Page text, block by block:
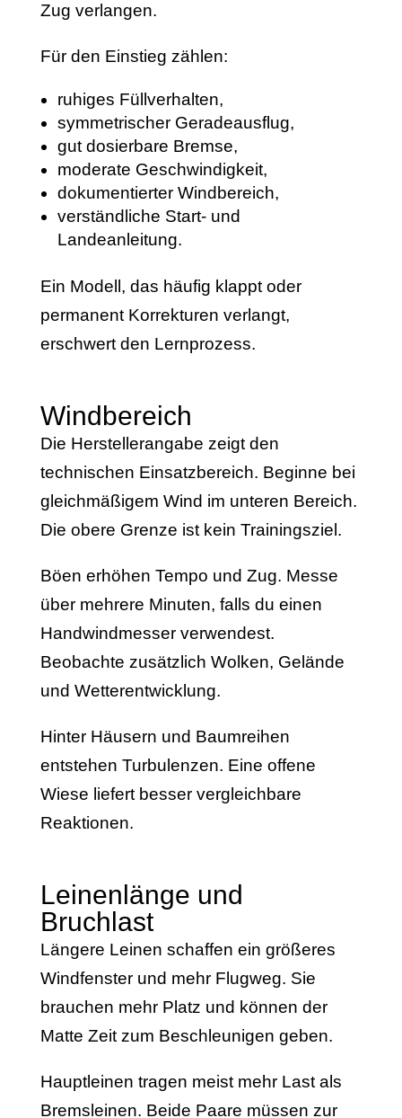
Zug verlangen.
Für den Einstieg zählen:
ruhiges Füllverhalten,
symmetrischer Geradeausflug,
gut dosierbare Bremse,
moderate Geschwindigkeit,
dokumentierter Windbereich,
verständliche Start- und
Landeanleitung.
Ein Modell, das häufig klappt oder
permanent Korrekturen verlangt,
erschwert den Lernprozess.
Windbereich
Die Herstellerangabe zeigt den
technischen Einsatzbereich. Beginne bei
gleichmäßigem Wind im unteren Bereich.
Die obere Grenze ist kein Trainingsziel.
Böen erhöhen Tempo und Zug. Messe
über mehrere Minuten, falls du einen
Handwindmesser verwendest.
Beobachte zusätzlich Wolken, Gelände
und Wetterentwicklung.
Hinter Häusern und Baumreihen
entstehen Turbulenzen. Eine offene
Wiese liefert besser vergleichbare
Reaktionen.
Leinenlänge und
Bruchlast
Längere Leinen schaffen ein größeres
Windfenster und mehr Flugweg. Sie
brauchen mehr Platz und können der
Matte Zeit zum Beschleunigen geben.
Hauptleinen tragen meist mehr Last als
Bremsleinen. Beide Paare müssen zur